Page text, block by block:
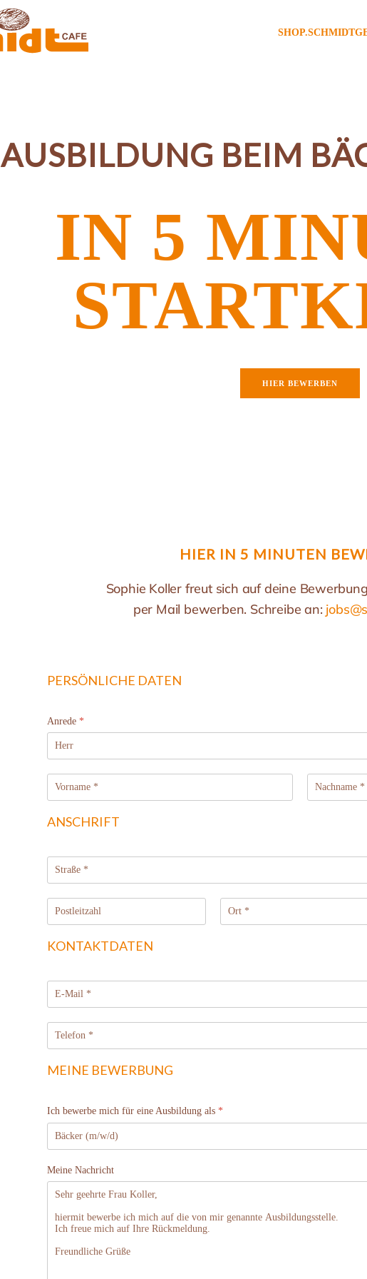
AUSBILDUNG BEIM
IN 5
HIER BEWERBEN
HIER IN 5 MINUTEN
Sophie Koller freut sich auf deine
per Mail bewerben. Schreibe an:
PERSÖNLICHE DATEN
Anrede *
ANSCHRIFT
KONTAKTDATEN
MEINE BEWERBUNG
Ich bewerbe mich für eine Ausbildung als *
Meine Nachricht